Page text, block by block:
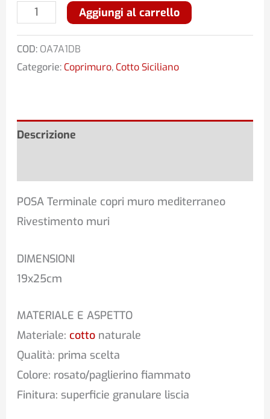
Aggiungi al carrello
COD: OA7A1DB
Categorie: Coprimuro, Cotto Siciliano
Descrizione
POSA Terminale copri muro mediterraneo
Rivestimento muri
DIMENSIONI
19x25cm
MATERIALE E ASPETTO
Materiale: cottonaturale
Qualità: prima scelta
Colore: rosato/paglierino fiammato
Finitura: superficie granulare liscia